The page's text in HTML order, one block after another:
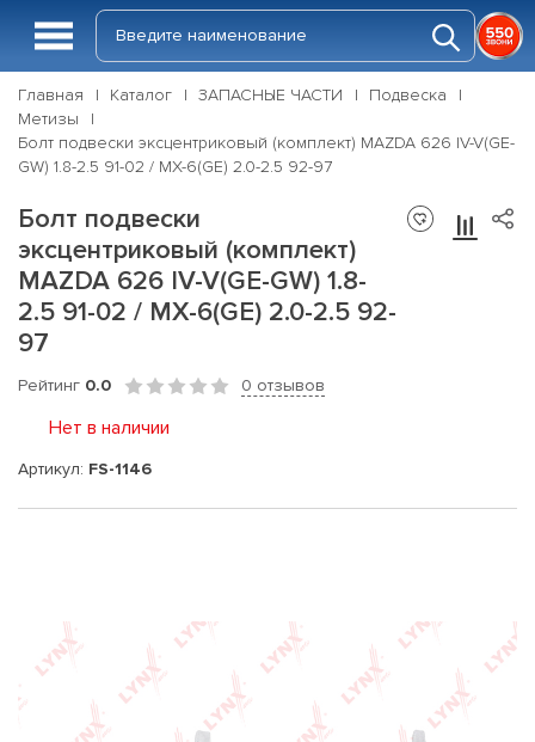
Главная Каталог ЗАПАСНЫЕ ЧАСТИ
Подвеска
Метизы
Болт подвески эксцентриковый (комплект) MAZDA 626 IV-V(GE-
GW) 1.8-2.5 91-02 / MX-6(GE) 2.0-2.5 92-97
Болт подвески
эксцентриковый (комплект)
MAZDA 626 IV-V(GE-GW) 1.8-
2.5 91-02 / MX-6(GE) 2.0-2.5 92-
97
Рейтинг 0.0 0 отзывов
Нет в наличии
Артикул: FS-1146